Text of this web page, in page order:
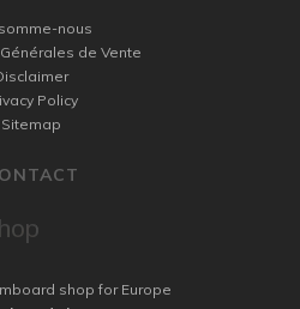
nous
de Vente
Policy
Sitemap
shop for Europe